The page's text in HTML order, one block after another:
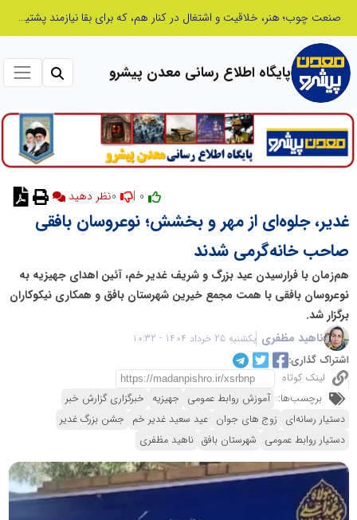
از کشف استعدادهای ناب تا پرورش آن‌ها با رویکردهای نوآورانه؛ مسیر تحول‌آفرین شنای ایران در سطح جهانی
پایگاه اطلاع رسانی معدن پیشرو
غدیر، جلوه‌ای از مهر و بخشش؛ نوعروسان بافقی
صاحب خانه‌گرمی شدند
هم‌زمان با فرارسیدن عید بزرگ و شریف غدیر خم، آئین اهدای جهیزیه به
نوعروسان بافقی با همت مجمع خیرین شهرستان بافق و همکاری نیکوکاران
برگزار شد.
ناهید مظفری یکشنبه 25 خرداد 1404 - 10:32
اشتراک گذاری:
لینک کوتاه
برچسب‌ها: آموزش روابط عمومی جهیزیه خبرگزاری گزارش خبر
دستیار رسانه‌ای زوج های جوان عید سعید غدیر خم جشن بزرگ غدیر
دستیار روابط عمومی شهرستان بافق ناهید مظفری